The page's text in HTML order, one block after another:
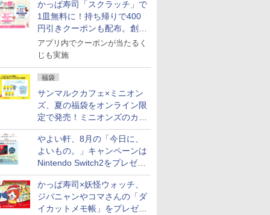
かっぱ寿司「スクラッチ」で
1皿無料に！持ち帰りで400
円引きクーポンも配布。創業
祭特別企画第4弾
アプリ内でクーポンが当たるく
じも実施
福袋
サンマルクカフェ×ミニオン
ズ、夏の福袋をオンライン限
定で発売！ミニオンズのカッ
プと2500円相当のチケット
付き
やよい軒、8月の「今日に、
よいもの。」キャンペーンは
Nintendo Switch2をプレゼン
ト
かっぱ寿司×妖怪ウォッチ、
ジバニャンやコマさんの「ダ
イカットメモ帳」をプレゼン